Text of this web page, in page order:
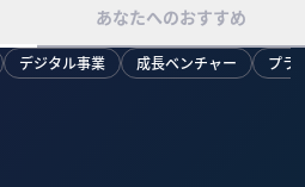
あなたへのおすすめ
デジタル事業 成長ベンチャー プラ